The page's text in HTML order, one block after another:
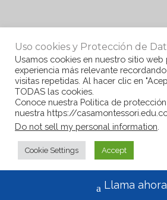
Uso cookies y Protección de
Usamos cookies en nuestro sitio web
experiencia más relevante
visitas repetidas. Al hacer clic en
TODAS las cookies.
Conoce nuestra Politica de
nuestra https://
Do not sell my personal information
Cookie Settings Accept
Llama